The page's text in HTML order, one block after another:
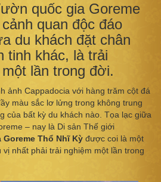
quốc gia Goreme
quan độc đáo
du khách đặt chân
tinh khác, là trải
lần trong đời.
ảnh Cappadocia với hàng trăm cột đá
màu sắc lơ lửng trong không trung
của bất kỳ du khách nào. Tọa lạc giữa
– nay là Di sản Thế giới
Thổ Nhĩ Kỳ được coi là một
nhất phải trải nghiệm một lần trong